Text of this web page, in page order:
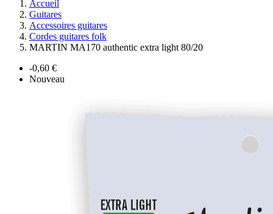
Accueil
Guitares
Accessoires guitares
Cordes guitares folk
MARTIN MA170 authentic extra light 80/20
-0,60 €
Nouveau